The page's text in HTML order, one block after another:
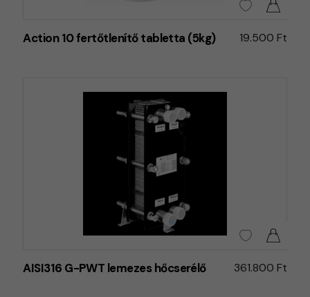
Action 10 fertőtlenítő tabletta (5kg) 19.500 Ft
AISI316 G-PWT lemezes hőcserélő 361.800 Ft